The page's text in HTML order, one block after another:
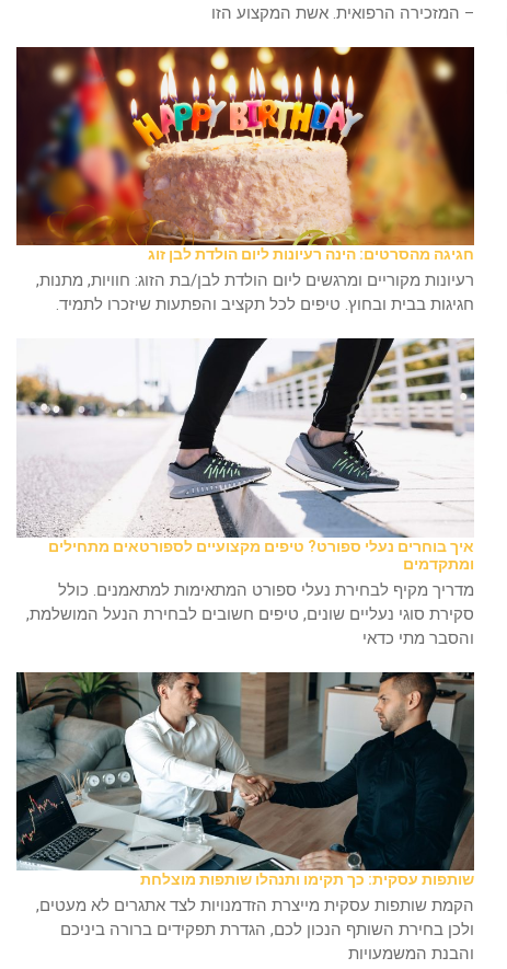
– המזכירה הרפואית. אשת המקצוע הזו
חגיגה מהסרטים: הינה רעיונות ליום הולדת לבן זוג
רעיונות מקוריים ומרגשים ליום הולדת לבן/בת הזוג: חוויות, מתנות,
חגיגות בבית ובחוץ. טיפים לכל תקציב והפתעות שיזכרו לתמיד.
איך בוחרים נעלי ספורט? טיפים מקצועיים לספורטאים מתחילים
ומתקדמים
מדריך מקיף לבחירת נעלי ספורט המתאימות למתאמנים. כולל
סקירת סוגי נעליים שונים, טיפים חשובים לבחירת הנעל המושלמת,
והסבר מתי כדאי
שותפות עסקית: כך תקימו ותנהלו שותפות מוצלחת
הקמת שותפות עסקית מייצרת הזדמנויות לצד אתגרים לא מעטים,
ולכן בחירת השותף הנכון לכם, הגדרת תפקידים ברורה ביניכם
והבנת המשמעויות